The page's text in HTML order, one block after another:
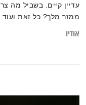
עדיין קיים. בשביל מה
ממזר מלך? כל זאת
אודיו